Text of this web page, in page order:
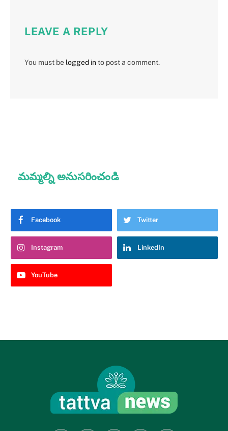
LEAVE A REPLY
You must be logged into post a comment.
మమ్మల్ని అనుసరించండి
Facebook Twitter
Instagram LinkedIn
YouTube